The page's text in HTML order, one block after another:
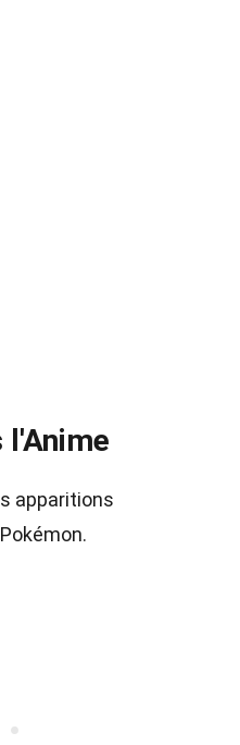
apparitions
Pokémon.